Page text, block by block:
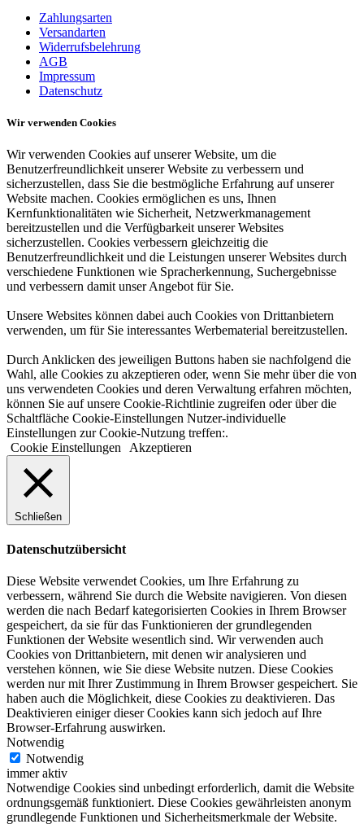
Zahlungsarten
Versandarten
Widerrufsbelehrung
AGB
Impressum
Datenschutz
Wir verwenden Cookies
Wir verwenden Cookies auf unserer Website, um die
Benutzerfreundlichkeit unserer Website zu verbessern und
sicherzustellen, dass Sie die bestmögliche Erfahrung auf unserer
Website machen. Cookies ermöglichen es uns, Ihnen
Kernfunktionalitäten wie Sicherheit, Netzwerkmanagement
bereitzustellen und die Verfügbarkeit unserer Websites
sicherzustellen. Cookies verbessern gleichzeitig die
Benutzerfreundlichkeit und die Leistungen unserer Websites durch
verschiedene Funktionen wie Spracherkennung, Suchergebnisse
und verbessern damit unser Angebot für Sie.
Unsere Websites können dabei auch Cookies von Drittanbietern
verwenden, um für Sie interessantes Werbematerial bereitzustellen.
Durch Anklicken des jeweiligen Buttons haben sie nachfolgend die
Wahl, alle Cookies zu akzeptieren oder, wenn Sie mehr über die von
uns verwendeten Cookies und deren Verwaltung erfahren möchten,
können Sie auf unsere Cookie-Richtlinie zugreifen oder über die
Schaltfläche Cookie-Einstellungen Nutzer-individuelle
Einstellungen zur Cookie-Nutzung treffen:.
Cookie Einstellungen
Akzeptieren
Schließen
Datenschutzübersicht
Diese Website verwendet Cookies, um Ihre Erfahrung zu
verbessern, während Sie durch die Website navigieren. Von diesen
werden die nach Bedarf kategorisierten Cookies in Ihrem Browser
gespeichert, da sie für das Funktionieren der grundlegenden
Funktionen der Website wesentlich sind. Wir verwenden auch
Cookies von Drittanbietern, mit denen wir analysieren und
verstehen können, wie Sie diese Website nutzen. Diese Cookies
werden nur mit Ihrer Zustimmung in Ihrem Browser gespeichert. Sie
haben auch die Möglichkeit, diese Cookies zu deaktivieren. Das
Deaktivieren einiger dieser Cookies kann sich jedoch auf Ihre
Browser-Erfahrung auswirken.
Notwendig
Notwendig
immer aktiv
Notwendige Cookies sind unbedingt erforderlich, damit die Website
ordnungsgemäß funktioniert. Diese Cookies gewährleisten anonym
grundlegende Funktionen und Sicherheitsmerkmale der Website.